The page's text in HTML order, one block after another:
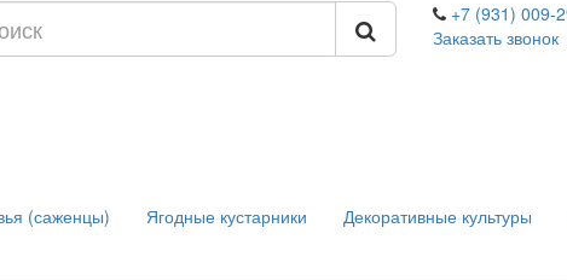
+7 (931) 009-
Заказать звонок
(саженцы) Ягодные кустарники Декоративные культуры